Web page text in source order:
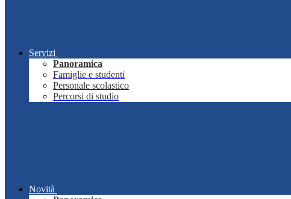
Servizi
Panoramica
Famiglie e studenti
Personale scolastico
Percorsi di studio
Novità